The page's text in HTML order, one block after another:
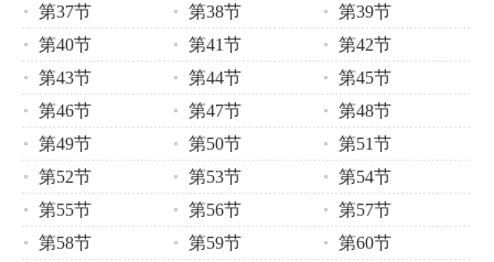
第37节
第38节
第39节
第40节
第41节
第42节
第43节
第44节
第45节
第46节
第47节
第48节
第49节
第50节
第51节
第52节
第53节
第54节
第55节
第56节
第57节
第58节
第59节
第60节